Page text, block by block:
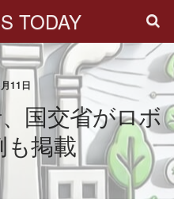
TODAY
11日
国交省がロボ
も掲載